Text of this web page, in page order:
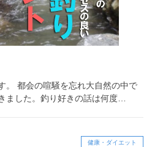
。 都会の喧騒を忘れ大自然の中で
ました。釣り好きの話は何度…
健康・ダイエット